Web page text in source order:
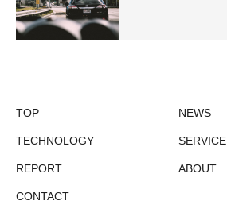
TOP NEWS
TECHNOLOGY SERVICE
REPORT ABOUT
CONTACT